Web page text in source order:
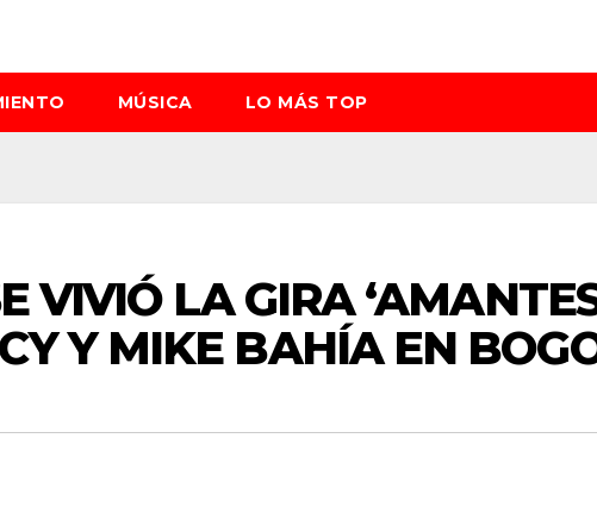
MÚSICA LO MÁS TOP
VIVIÓ LA GIRA
Y MIKE BAHÍA EN